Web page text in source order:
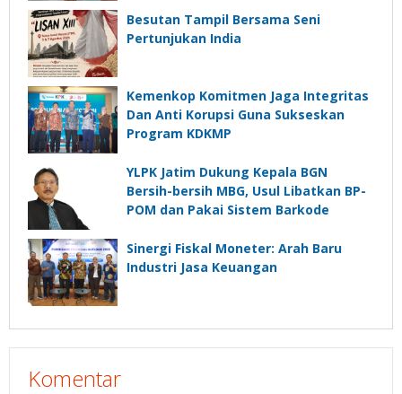
Besutan Tampil Bersama Seni
Pertunjukan India
Kemenkop Komitmen Jaga Integritas
Dan Anti Korupsi Guna Sukseskan
Program KDKMP
YLPK Jatim Dukung Kepala BGN
Bersih-bersih MBG, Usul Libatkan BP-
POM dan Pakai Sistem Barkode
Sinergi Fiskal Moneter: Arah Baru
Industri Jasa Keuangan
Komentar